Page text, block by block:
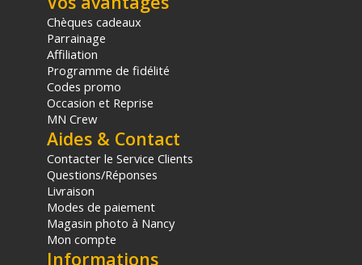
Chèques cadeaux
Parrainage
Affiliation
Programme de fidélité
Codes promo
Occasion et Reprise
MN Crew
Aides & Contact
Contacter le Service Clients
Questions/Réponses
Livraison
Modes de paiement
Magasin photo à Nancy
Mon compte
Informations